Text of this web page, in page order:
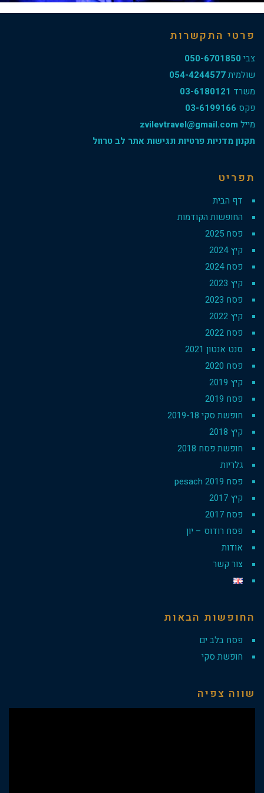
פרטי התקשרות
צבי 050-6701850
שולמית054-4244577
משרד 03-6180121
פקס 03-6199166
מייל zvilevtravel@gmail.com
תקנון מדניות פרטיות ונגישות אתר לב טרוול
תפריט
דף הבית
החופשות הקודמות
פסח 2025
קיץ 2024
פסח 2024
קיץ 2023
פסח 2023
קיץ 2022
פסח 2022
סנט אנטון 2021
פסח 2020
קיץ 2019
פסח 2019
חופשת סקי 2019-18
קיץ 2018
חופשת פסח 2018
גלריות
פסח 2019 pesach
קיץ 2017
פסח 2017
פסח רודוס – יון
אודות
צור קשר
החופשות הבאות
פסח בלב ים
חופשת סקי
שווה צפיה